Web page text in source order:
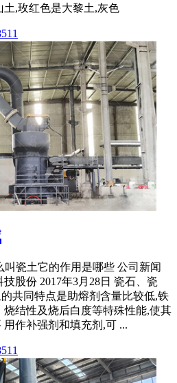
,玫红色是大黎土,灰色
叫瓷土它的作用是哪些 公司新闻
股份 2017年3月28日 瓷石、瓷
共同特点是助熔剂含量比较低,铁
烧结性及烧后白度等特殊性能,使其
作补强剂和填充剂,可 ...